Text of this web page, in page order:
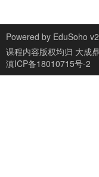
Powered by EduSoho
课程内容版权均归 大成
滇ICP备18010715号-2